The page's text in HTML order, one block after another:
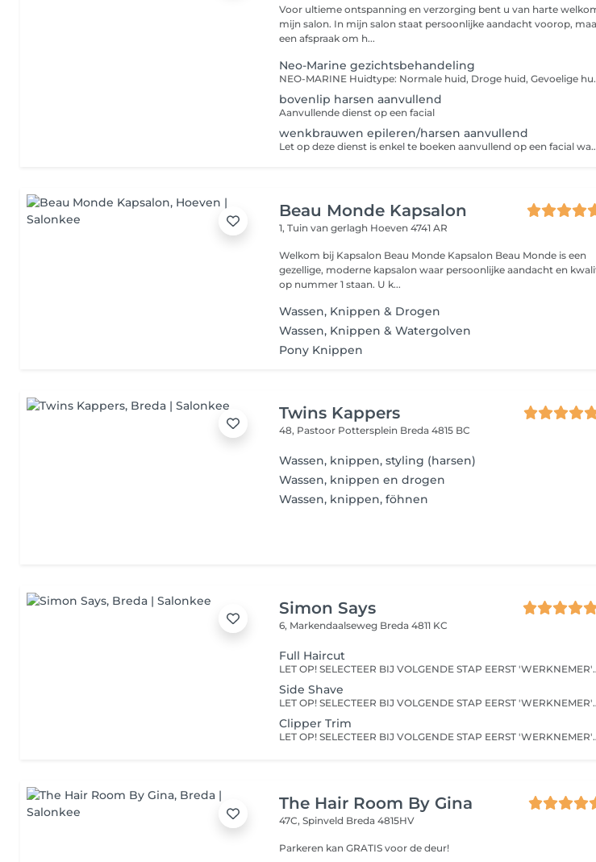
Voor ultieme ontspanning en verzorging bent u van harte
mijn salon. In mijn salon staat persoonlijke aandacht voorop,
een afspraak om h...
Neo-Marine gezichtsbehandeling
NEO-MARINE Huidtype: Normale huid, Droge huid, Gevoelige huid, Gecombineerde huid Huidprobleem: Doffe huid en doffe huid, Gevoelige huid en couperose-gevoelige huid, Droogheid en uitdroging, Fijne lijntjes en rimpels, Verstevigend De Neo-Marine behandeling gebaseerd op de krachtige schatten en waardevolle
bovenlip harsen aanvullend
Aanvullende dienst op een facial
wenkbrauwen epileren/harsen aanvullend
Let op deze dienst is enkel te boeken
Beau Monde Kapsalon
1, Tuin van gerlagh Hoeven 4741 AR
Welkom bij Kapsalon Beau Monde Kapsalon Beau Monde is een
gezellige, moderne kapsalon waar persoonlijke aandacht en
op nummer 1 staan. U k...
Wassen, Knippen & Drogen
Wassen, Knippen & Watergolven
Pony Knippen
Twins Kappers
48, Pastoor Pottersplein Breda 4815 BC
Wassen, knippen, styling (harsen)
Wassen, knippen en drogen
Wassen, knippen, föhnen
Simon Says
6, Markendaalseweg Breda 4811 KC
Full Haircut
LET OP! SELECTEER BIJ
Side Shave
LET OP! SELECTEER BIJ
Clipper Trim
LET OP! SELECTEER BIJ
The Hair Room By Gina
47C, Spinveld Breda 4815HV
Parkeren kan GRATIS voor de deur!